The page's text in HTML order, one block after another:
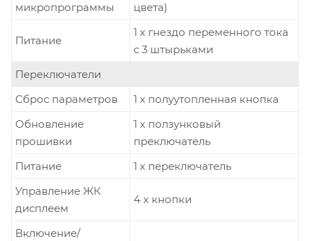
микропрограммы
цвета)
Питание
1 х гнездо переменного тока
с 3 штырьками
Переключатели
Сброс параметров
1 x полуутопленная кнопка
Обновление
прошивки
1 x ползунковый
преключатель
Питание
1 x переключатель
Управление ЖК
дисплеем
4 x кнопки
Включение/